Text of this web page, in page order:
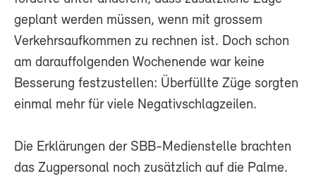
geplant werden müssen, wenn mit grossem
Verkehrsaufkommen zu rechnen ist. Doch schon
am darauffolgenden Wochenende war keine
Besserung festzustellen: Überfüllte Züge sorgten
einmal mehr für viele Negativschlagzeilen.
Die Erklärungen der SBB-Medienstelle brachten
das Zugpersonal noch zusätzlich auf die Palme.